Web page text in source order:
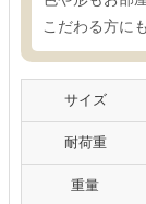
こだわる方に
サイズ
耐荷重
重量